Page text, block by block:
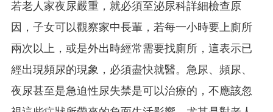
若老人家夜尿嚴重，就必須至泌尿科詳細檢查原
因，子女可以觀察家中長輩，若每一小時要上廁所
兩次以上，或是外出時經常需要找廁所，這表示已
經出現頻尿的現象，必須盡快就醫。急尿、頻尿、
夜尿甚至是急迫性尿失禁是可以治療的，不應該忽